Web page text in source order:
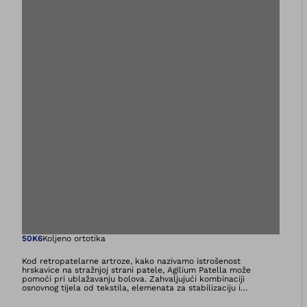
Otvara sliku u
50K6Koljeno ortotika
Kod retropatelarne artroze, kako nazivamo istrošenost
hrskavice na stražnjoj strani patele, Agilium Patella može
pomoći pri ublažavanju bolova. Zahvaljujući kombinaciji
osnovnog tijela od tekstila, elemenata za stabilizaciju i